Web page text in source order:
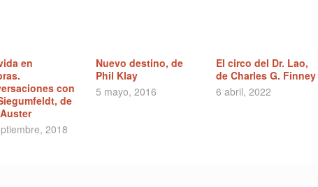
en
con
de
2018
Nuevo destino, de
Phil Klay
5 mayo, 2016
El circo del Dr. Lao,
de Charles G. Finney
6 abril, 2022